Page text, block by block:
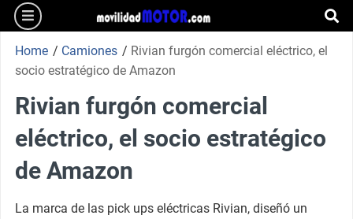
Skip
to
content
burger
Home / Camiones / Rivian furgón comercial eléctrico, el
socio estratégico de Amazon
Rivian furgón comercial
eléctrico, el socio estratégico
de Amazon
La marca de las pick ups eléctricas Rivian, diseñó un